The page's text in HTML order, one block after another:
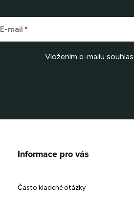
E-mail
Vložením e-mailu
Informace pro vás
Často kladené otázky